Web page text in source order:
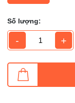
Số lượng:
- +